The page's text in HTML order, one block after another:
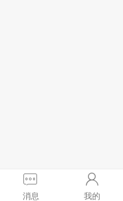
消息 我的